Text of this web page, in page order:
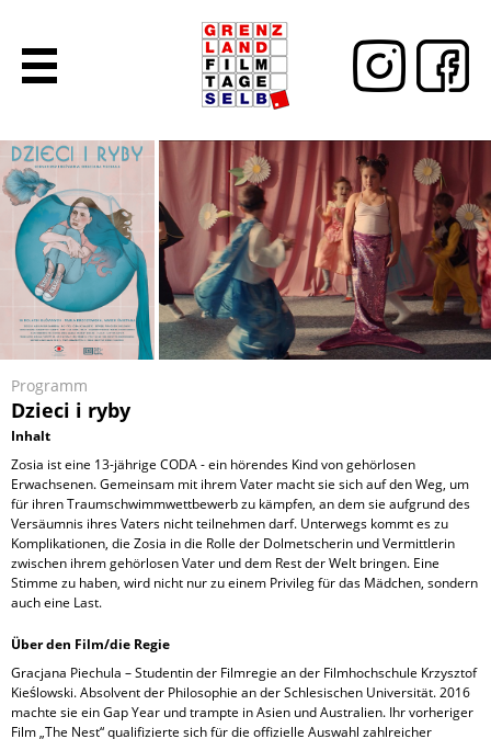
Programm
Dzieci i ryby
Inhalt
Zosia ist eine 13-jährige CODA - ein hörendes Kind von gehörlosen
Erwachsenen. Gemeinsam mit ihrem Vater macht sie sich auf den Weg, um
für ihren Traumschwimmwettbewerb zu kämpfen, an dem sie aufgrund des
Versäumnis ihres Vaters nicht teilnehmen darf. Unterwegs kommt es zu
Komplikationen, die Zosia in die Rolle der Dolmetscherin und Vermittlerin
zwischen ihrem gehörlosen Vater und dem Rest der Welt bringen. Eine
Stimme zu haben, wird nicht nur zu einem Privileg für das Mädchen, sondern
auch eine Last.
Über den Film/die Regie
Gracjana Piechula – Studentin der Filmregie an der Filmhochschule Krzysztof
Kieślowski. Absolvent der Philosophie an der Schlesischen Universität. 2016
machte sie ein Gap Year und trampte in Asien und Australien. Ihr vorheriger
Film „The Nest“ qualifizierte sich für die offizielle Auswahl zahlreicher